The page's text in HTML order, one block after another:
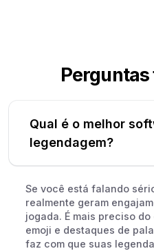
Qual é o melhor
legendagem?
Se você está falando
realmente geram
jogada. É mais preciso
emoji e destaques de
faz com que suas